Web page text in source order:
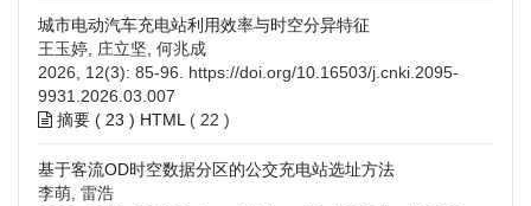
城市电动汽车充电站利用效率与时空分异特征
王玉婷, 庄立坚, 何兆成
2026, 12(3): 85-96. https://doi.org/10.16503/j.cnki.2095-
9931.2026.03.007
摘要 ( 23 ) HTML ( 22 )
基于客流OD时空数据分区的公交充电站选址方法
李萌, 雷浩